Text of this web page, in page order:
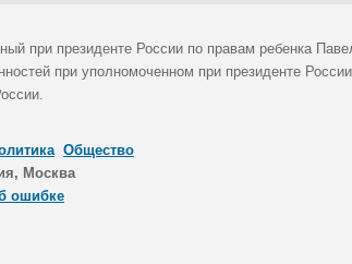
при президенте России по правам ребенка
при уполномоченном при президенте
Общество
Москва
ошибке